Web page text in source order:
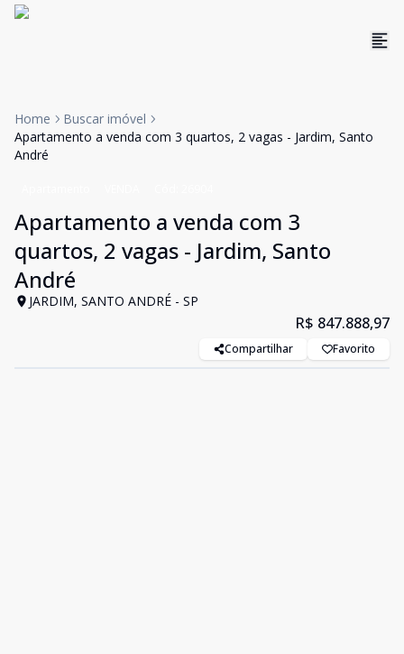
Home
Buscar imóvel
Apartamento a venda com 3 quartos, 2 vagas - Jardim, Santo
André
Apartamento a venda com 3
quartos, 2 vagas - Jardim, Santo
André
JARDIM, SANTO ANDRÉ - SP
R$ 847.888,97
Compartilhar Favorito